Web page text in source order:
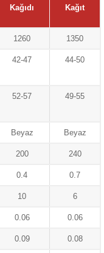
Kağıdı
Kağıt
1260 1350
42-47 44-50
52-57 49-55
Beyaz Beyaz
200 240
0.4 0.7
10 6
0.06 0.06
0.09 0.08